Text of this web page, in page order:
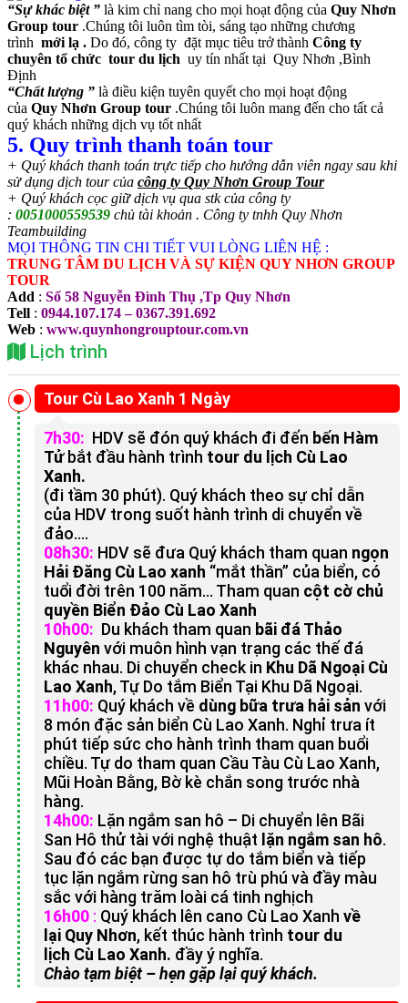
“Sự khác biệt ” là kim chỉ nang cho mọi hoạt động của Quy Nhơn
Group tour .Chúng tôi luôn tìm tòi, sáng tạo những chương
trình mới lạ . Do đó, công ty đặt mục tiêu trở thành Công ty
chuyên tổ chức tour du lịch uy tín nhất tại Quy Nhơn ,Bình
Định
“Chất lượng ” là điều kiện tuyên quyết cho mọi hoạt động
của Quy Nhơn Group tour .Chúng tôi luôn mang đến cho tất cả
quý khách những dịch vụ tốt nhất
5. Quy trình thanh toán tour
+ Quý khách thanh toán trực tiếp cho hướng dẫn viên ngay sau khi
sử dụng dịch tour của công ty Quy Nhơn Group Tour
+ Quý khách cọc giữ dịch vụ qua stk của công ty
: 0051000559539 chủ tài khoản . Công ty tnhh Quy Nhơn
Teambuilding
MỌI THÔNG TIN CHI TIẾT VUI LÒNG LIÊN HỆ :
TRUNG TÂM DU LỊCH VÀ SỰ KIỆN QUY NHƠN GROUP
TOUR
Add : Số 58 Nguyễn Đình Thụ ,Tp Quy Nhơn
Tell : 0944.107.174 – 0367.391.692
Web : www.quynhongrouptour.com.vn
Lịch trình
Tour Cù Lao Xanh 1 Ngày
7h30: HDV sẽ đón quý khách đi đến bến Hàm
Tửbắt đầu hành trình tour du lịch Cù Lao
Xanh.
(đi tầm 30 phút). Quý khách theo sự chỉ dẫn
của HDV trong suốt hành trình di chuyển về
đảo….
08h30: HDV sẽ đưa Quý khách tham quan ngọn
Hải Đăng Cù Lao xanh “mắt thần” của biển, có
tuổi đời trên 100 năm… Tham quan cột cờ chủ
quyền Biển Đảo Cù Lao Xanh
10h00: Du khách tham quan bãi đá Thảo
Nguyên với muôn hình vạn trạng các thế đá
khác nhau. Di chuyển check in Khu Dã Ngoại Cù
Lao Xanh, Tự Do tắm Biển Tại Khu Dã Ngoại.
11h00: Quý khách về dùng bữa trưa hải sản với
8 món đặc sản biển Cù Lao Xanh. Nghỉ trưa ít
phút tiếp sức cho hành trình tham quan buổi
chiều. Tự do tham quan Cầu Tàu Cù Lao Xanh,
Mũi Hoàn Bằng, Bờ kè chắn song trước nhà
hàng.
14h00: Lặn ngắm san hô – Di chuyển lên Bãi
San Hô thử tài với nghệ thuật lặn ngắm san hô.
Sau đó các bạn được tự do tắm biển và tiếp
tục lặn ngắm rừng san hô trù phú và đầy màu
sắc với hàng trăm loài cá tinh nghịch
16h00 : Quý khách lên cano Cù Lao Xanh về
lại Quy Nhơn, kết thúc hành trình tour du
lịch Cù Lao Xanh. đầy ý nghĩa.
Chào tạm biệt – hẹn gặp lại quý khách.